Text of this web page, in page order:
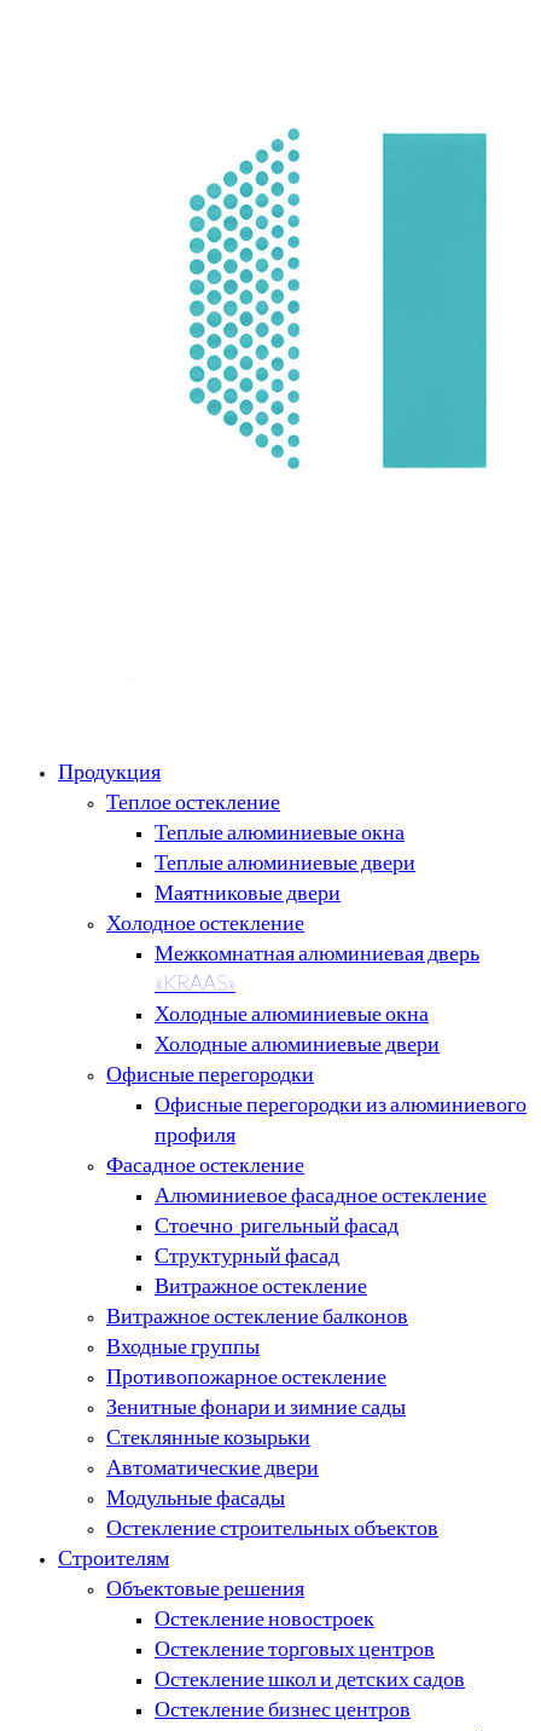
Продукция
Теплое остекление
Теплые алюминиевые окна
Теплые алюминиевые двери
Маятниковые двери
Холодное остекление
Межкомнатная алюминиевая дверь
«KRAAS»
Холодные алюминиевые окна
Холодные алюминиевые двери
Офисные перегородки
Офисные перегородки из алюминиевого
профиля
Фасадное остекление
Алюминиевое фасадное остекление
Стоечно-ригельный фасад
Структурный фасад
Витражное остекление
Витражное остекление балконов
Входные группы
Противопожарное остекление
Зенитные фонари и зимние сады
Стеклянные козырьки
Автоматические двери
Модульные фасады
Остекление строительных объектов
Строителям
Объектовые решения
Остекление новостроек
Остекление торговых центров
Остекление школ и детских садов
Остекление бизнес центров